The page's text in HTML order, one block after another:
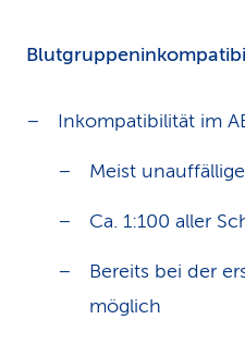
Inkompatibilität im
Meist
Ca. 1:100 aller
Bereits bei der
möglich